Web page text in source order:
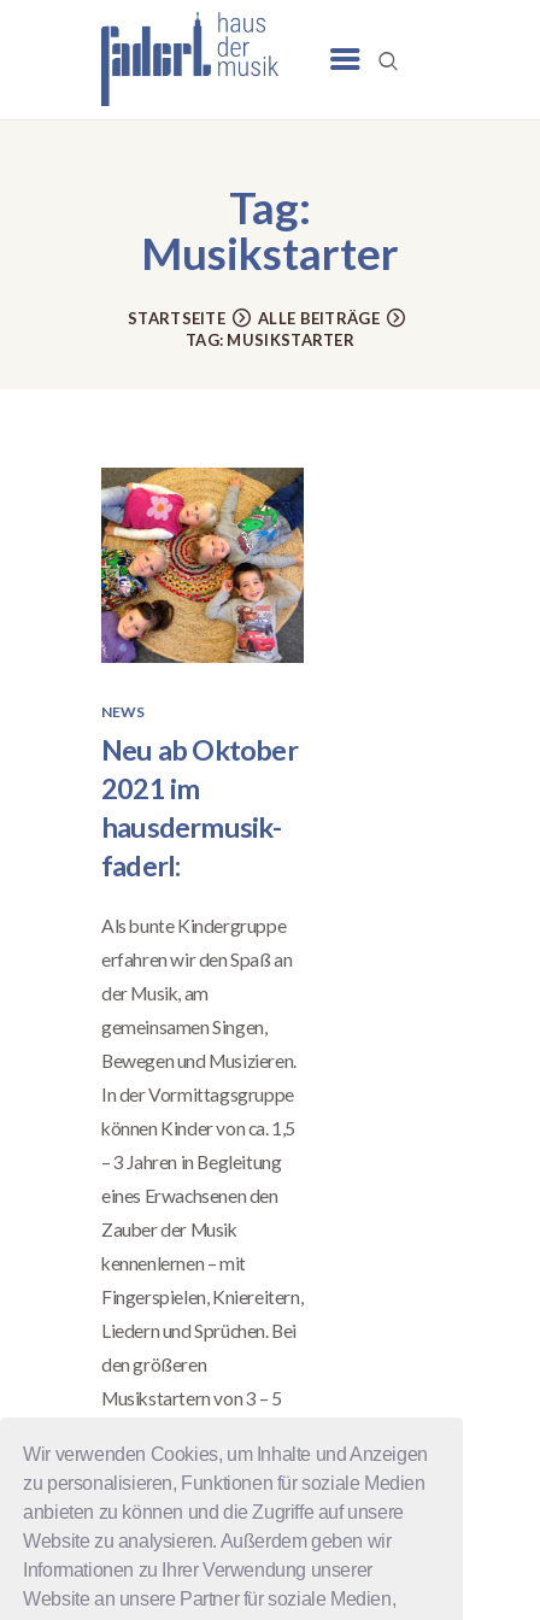
Wir verwenden Cookies, um Inhalte und Anzeigen
zu personalisieren, Funktionen für soziale Medien
anbieten zu können und die Zugriffe auf unsere
Website zu analysieren. Außerdem geben wir
Informationen zu Ihrer Verwendung unserer
Website an unsere Partner für soziale Medien,
Tag:
Musikstarter
STARTSEITE
ALLE BEITRÄGE
TAG: MUSIKSTARTER
TERMINE
UNSER HAUS
KONTAKT
NEWS
Neu ab Oktober
2021 im
hausdermusik-
faderl:
Als bunte Kindergruppe
erfahren wir den Spaß an
der Musik, am
gemeinsamen Singen,
Bewegen und Musizieren.
In der Vormittagsgruppe
können Kinder von ca. 1,5
– 3 Jahren in Begleitung
eines Erwachsenen den
Zauber der Musik
kennenlernen – mit
Fingerspielen, Kniereitern,
Liedern und Sprüchen. Bei
den größeren
Musikstartern von 3 – 5
singen, spannende
Musikinstrumente
entdecken, uns…